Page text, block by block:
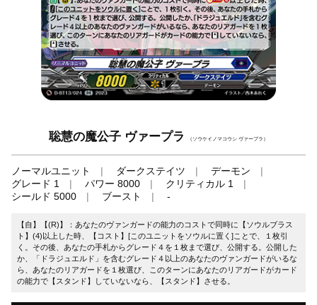
聡慧の魔公子 ヴァープラ （ソウケイノマコウシ ヴァープラ）
ノーマルユニット ダークステイツ
デーモン
グレード 1
パワー 8000
クリティカル 1
シールド 5000
ブースト -
【自】【(R)】：あなたのヴァンガードの能力のコストで同時に【ソウルブラス
ト】(4)以上した時、【コスト】[このユニットをソウルに置く]ことで、１枚引
く。その後、あなたの手札からグレード４を１枚まで選び、公開する。公開した
か、「ドラジュエルド」を含むグレード４以上のあなたのヴァンガードがいるな
ら、あなたのリアガードを１枚選び、このターンにあなたのリアガードがカード
の能力で【スタンド】していないなら、【スタンド】させる。